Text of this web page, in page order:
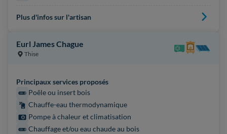
Plus d'infos sur l'artisan
Eurl James Chague
Thise
Principaux services proposés
Poêle ou insert bois
Chauffe-eau thermodynamique
Pompe à chaleur et climatisation
Chauffage et/ou eau chaude au bois